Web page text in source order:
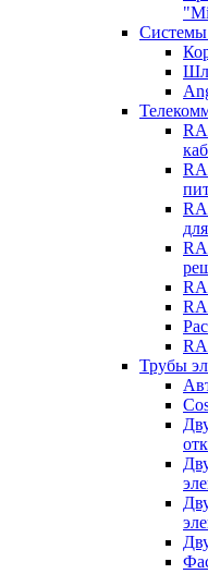
Системы
Трубы